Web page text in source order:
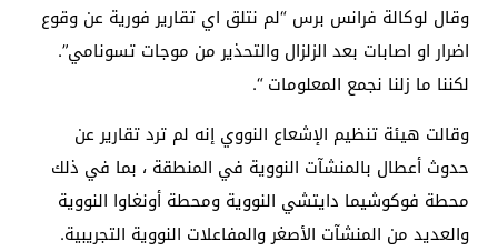
وقال لوكالة فرانس برس “لم نتلق اي تقارير فورية عن وقوع
اضرار او اصابات بعد الزلزال والتحذير من موجات تسونامي”.
لكننا ما زلنا نجمع المعلومات “.
وقالت هيئة تنظيم الإشعاع النووي إنه لم ترد تقارير عن
حدوث أعطال بالمنشآت النووية في المنطقة ، بما في ذلك
محطة فوكوشيما دايتشي النووية ومحطة أونغاوا النووية
والعديد من المنشآت الأصغر والمفاعلات النووية التجريبية.